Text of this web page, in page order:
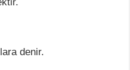
denir.